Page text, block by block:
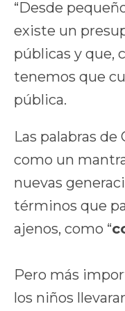
“Desde
existe un
públicas y que,
tenemos que
pública.
Las palabras
como un
nuevas
términos que
ajenos, como “
Pero más
los niños